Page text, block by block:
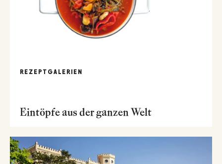
REZEPTGALERIEN
Eintöpfe aus der ganzen Welt